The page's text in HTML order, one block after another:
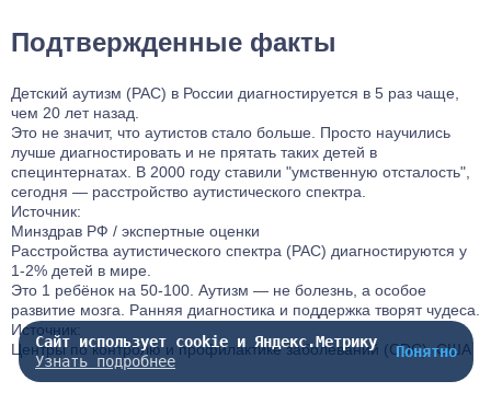
Подтвержденные факты
Детский аутизм (РАС) в России диагностируется в 5 раз чаще,
чем 20 лет назад.
Это не значит, что аутистов стало больше. Просто научились
лучше диагностировать и не прятать таких детей в
специнтернатах. В 2000 году ставили "умственную отсталость",
сегодня — расстройство аутистического спектра.
Источник:
Минздрав РФ / экспертные оценки
Расстройства аутистического спектра (РАС) диагностируются у
1-2% детей в мире.
Это 1 ребёнок на 50-100. Аутизм — не болезнь, а особое
развитие мозга. Ранняя диагностика и поддержка творят чудеса.
Источник:
Центры по контролю и профилактике заболеваний (CDC), США
Сайт использует cookie и Яндекс.Метрику
Узнать подробнее
Понятно